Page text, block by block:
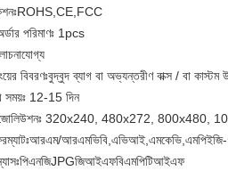
ROHS,CE,FCC
পরিমাণঃ 1pcs
বিবরণঃবুদ্বুদ ব্যাগ বা অভ্যন্তরীণ বাক্স / বা কাস্টম
সময়ঃ 12-15 দিন
320x240, 480x272, 800x480,
আরএম/আরএমভিবি, এভিআই, এমকেভি,
পিএনজিJPGজিআইএফবিএমপিটিআইএফ